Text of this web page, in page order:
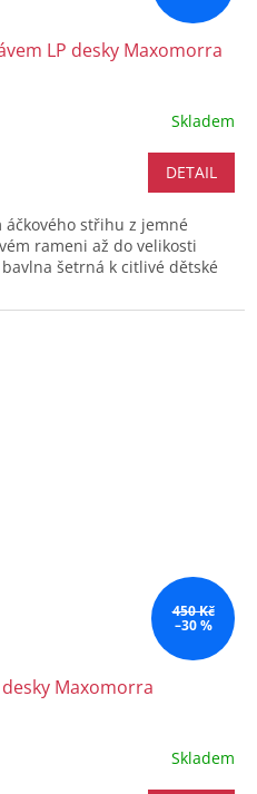
LP desky Maxomorra
Skladem
DETAIL
střihu z jemné
rameni až do velikosti
šetrná k citlivé dětské
450 Kč
–30 %
Maxomorra
Skladem